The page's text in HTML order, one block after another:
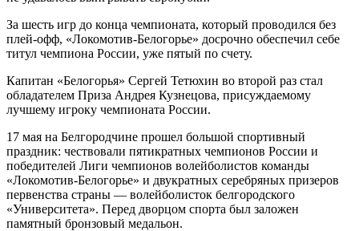
За шесть игр до конца чемпионата, который проводился без
плей-офф, «Локомотив-Белогорье» досрочно обеспечил себе
титул чемпиона России, уже пятый по счету.
Капитан «Белогорья» Сергей Тетюхин во второй раз стал
обладателем Приза Андрея Кузнецова, присуждаемому
лучшему игроку чемпионата России.
17 мая на Белгородчине прошел большой спортивный
праздник: чествовали пятикратных чемпионов России и
победителей Лиги чемпионов волейболистов команды
«Локомотив-Белогорье» и двукратных серебряных призеров
первенства страны — волейболисток белгородского
«Университета». Перед дворцом спорта был заложен
памятный бронзовый медальон.